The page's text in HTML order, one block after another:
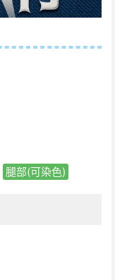
腿部(可染色)